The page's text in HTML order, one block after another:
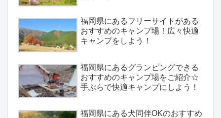
福岡県にあるフリーサイトがある
おすすめのキャンプ場！広々快適
キャンプをしよう！
福岡県にあるグランピングできる
おすすめのキャンプ場をご紹介☆
手ぶらで快適キャンプにしよう！
福岡県にある犬同伴OKのおすすめ